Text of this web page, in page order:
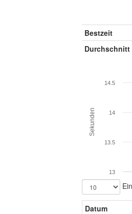
Bestzeit
Durchschnitt
Sekunden
13
13.5
14
14.5
Datum